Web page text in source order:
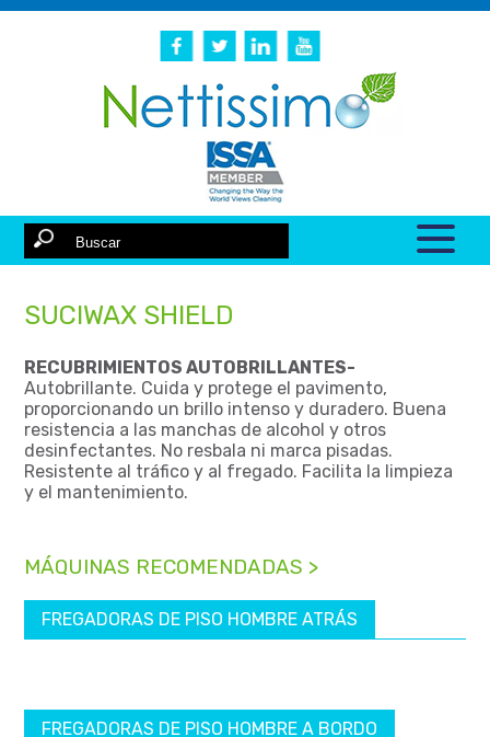
SUCIWAX SHIELD
RECUBRIMIENTOS AUTOBRILLANTES-
Autobrillante. Cuida y protege el pavimento,
proporcionando un brillo intenso y duradero. Buena
resistencia a las manchas de alcohol y otros
desinfectantes. No resbala ni marca pisadas.
Resistente al tráfico y al fregado. Facilita la limpieza
y el mantenimiento.
MÁQUINAS RECOMENDADAS >
FREGADORAS DE PISO HOMBRE ATRÁS
FREGADORAS DE PISO HOMBRE A BORDO